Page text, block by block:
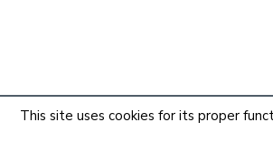
This site uses cookies for its proper